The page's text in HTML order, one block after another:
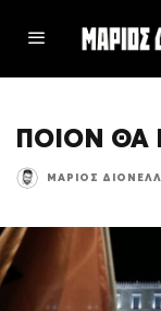
ΠΟΙΟΝ ΘΑ
ΜΆΡΙΟΣ